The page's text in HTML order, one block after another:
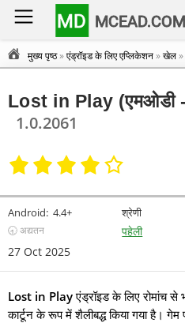
MD MCEAD.COM
मुख्य पृष्ठ»एंड्रॉइड के लिए एप्लिकेशन»खेल»
Lost in Play (एमओडी -
1.0.2061
Android: 4.4+
🕣 अद्यतन
27 Oct 2025
श्रेणी
पहेली
Lost in Playएंड्रॉइड के लिए रोमांच से
कार्टून के रूप में शैलीबद्ध किया गया है।